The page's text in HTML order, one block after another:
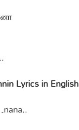
Lyrics in English